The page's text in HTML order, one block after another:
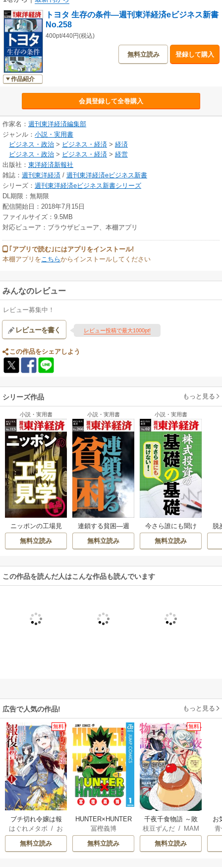
作品紹介
トヨタ 生存の条件―週刊東洋経済eビジネス新書
No.258
400pt/440円(税込)
無料立読み 登録して購入
会員登録して全巻購入
作家名： 週刊東洋経済編集部
ジャンル： 小説・実用書
ビジネス・政治 > ビジネス・経済 > 経済
ビジネス・政治 > ビジネス・経済 > 経営
出版社： 東洋経済新報社
雑誌： 週刊東洋経済 / 週刊東洋経済eビジネス新書
シリーズ： 週刊東洋経済eビジネス新書シリーズ
DL期限：無期限
配信開始日：2018年7月15日
ファイルサイズ：9.5MB
対応ビューア：ブラウザビューア、本棚アプリ
｢アプリで読む｣にはアプリをインストール!
本棚アプリをこちらからインストールしてください
みんなのレビュー
レビュー募集中！
レビューを書く レビュー投稿で最大1000pt!
この作品をシェアしよう
シリーズ作品 もっと見る
小説・実用書
ニッポンの工場見
学【食品編】 身近
な食品のワクワク
済eビジネス新書N
o.113
無料立読み
小説・実用書
連鎖する貧困―週
刊東洋経済eビジネ
ス新書No.266
無料立読み
小説・実用書
今さら誰にも聞け
ない株式投資の基
礎の基礎―週刊東
書No.02
無料立読み
脱
この作品を読んだ人はこんな作品も読んでいます
広告で人気の作品! もっと見る
無料
ブチ切れ令嬢は報
復を誓いました。
はぐれメタボ / お
おのいも /
無料立読み
HUNTER×HUNTER
モノクロ版
冨樫義博
無料立読み
無料
千夜千食物語 ～敗
国の姫ですが氷の
皇子殿下がどうも
溺愛してくれてい
枝豆ずんだ/ MAM
AKOTO
/ 鴉羽凛燈
無料立読み
お